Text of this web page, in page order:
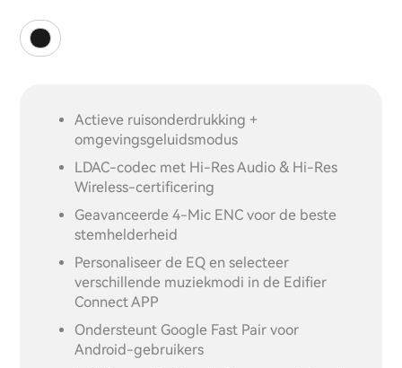
Actieve ruisonderdrukking +
omgevingsgeluidsmodus
LDAC-codec met Hi-Res Audio & Hi-Res
Wireless-certificering
Geavanceerde 4-Mic ENC voor de beste
stemhelderheid
Personaliseer de EQ en selecteer
verschillende muziekmodi in de Edifier
Connect APP
Ondersteunt Google Fast Pair voor
Android-gebruikers